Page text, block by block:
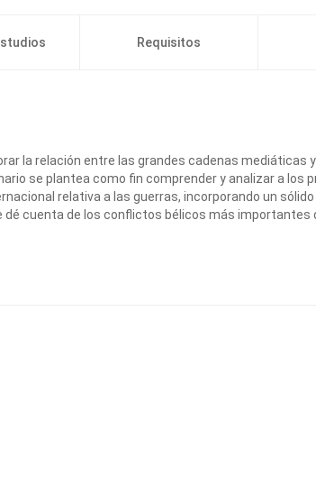
Requisitos
la relación entre las grandes cadenas mediáticas
se plantea como fin comprender y analizar a los
relativa a las guerras, incorporando un
cuenta de los conflictos bélicos más importantes